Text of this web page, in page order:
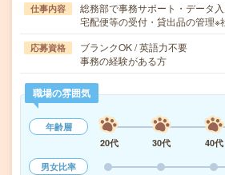
仕事内容
総務部で事務サポート・データ入
宅配便等の受付・貸出品の管理※
応募資格
ブランクOK / 英語力不要
事務の経験がある方
職場の雰囲気
年齢層
20代
30代 40代
男女比率